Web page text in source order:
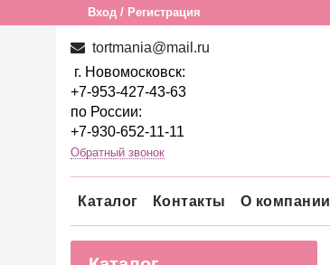
Вход / Регистрация
tortmania@mail.ru
г. Новомосковск:
+7-953-427-43-63
по России:
+7-930-652-11-11
Обратный звонок
Каталог Контакты О компании